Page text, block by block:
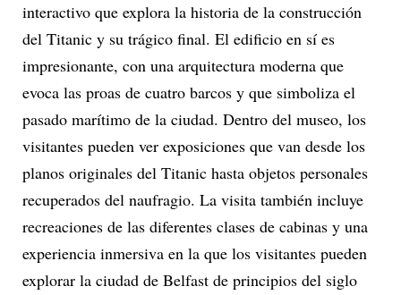
interactivo que explora la historia de la construcción
del Titanic y su trágico final. El edificio en sí es
impresionante, con una arquitectura moderna que
evoca las proas de cuatro barcos y que simboliza el
pasado marítimo de la ciudad. Dentro del museo, los
visitantes pueden ver exposiciones que van desde los
planos originales del Titanic hasta objetos personales
recuperados del naufragio. La visita también incluye
recreaciones de las diferentes clases de cabinas y una
experiencia inmersiva en la que los visitantes pueden
explorar la ciudad de Belfast de principios del siglo